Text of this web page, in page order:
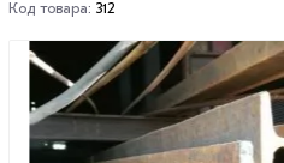
Код товара: 312